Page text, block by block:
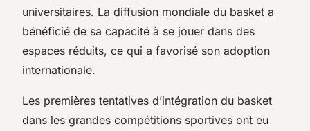
universitaires. La diffusion mondiale du basket a
bénéficié de sa capacité à se jouer dans des
espaces réduits, ce qui a favorisé son adoption
internationale.
Les premières tentatives d’intégration du basket
dans les grandes compétitions sportives ont eu